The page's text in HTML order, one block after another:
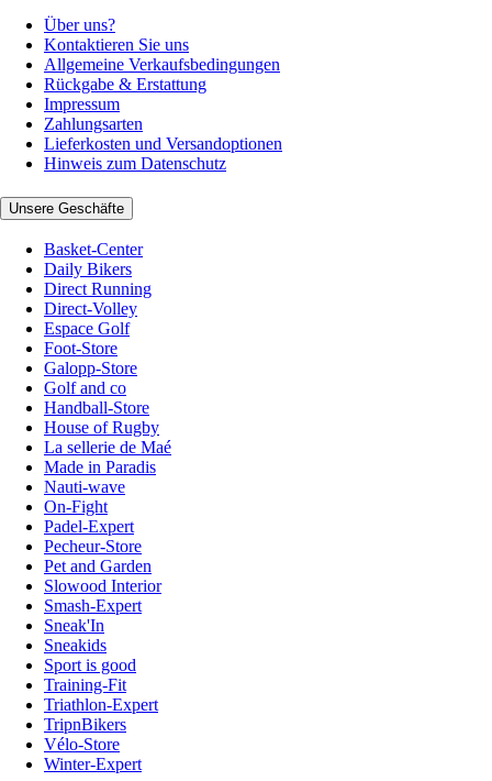
Über uns?
Kontaktieren Sie uns
Allgemeine Verkaufsbedingungen
Rückgabe & Erstattung
Impressum
Zahlungsarten
Lieferkosten und Versandoptionen
Hinweis zum Datenschutz
Unsere Geschäfte
Basket-Center
Daily Bikers
Direct Running
Direct-Volley
Espace Golf
Foot-Store
Galopp-Store
Golf and co
Handball-Store
House of Rugby
La sellerie de Maé
Made in Paradis
Nauti-wave
On-Fight
Padel-Expert
Pecheur-Store
Pet and Garden
Slowood Interior
Smash-Expert
Sneak'In
Sneakids
Sport is good
Training-Fit
Triathlon-Expert
TripnBikers
Vélo-Store
Winter-Expert